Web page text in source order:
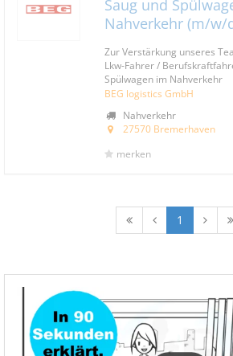
Saug und
Nahverkehr (m/w/
Zur Verstärkung unseres
Lkw-Fahrer /
Spülwagen im Nahverkehr
BEG logistics GmbH
Nahverkehr
27570 Bremerhaven
merken
1